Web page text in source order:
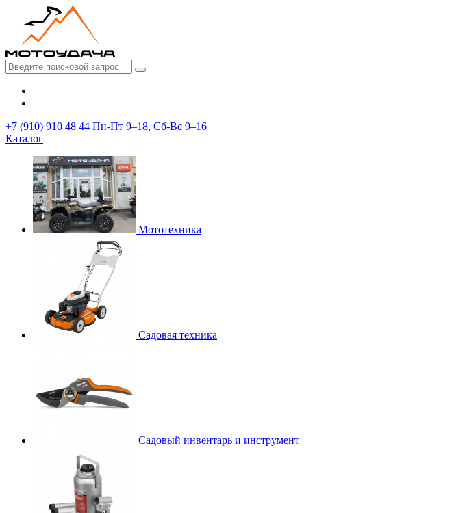
+7 (910) 910 48 44 Пн-Пт 9–18, Сб-Вс 9–16
Каталог
Мототехника
Садовая техника
Садовый инвентарь и инструмент